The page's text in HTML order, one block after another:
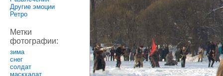
Другие эмоции
Ретро
Метки
фотографии:
зима
снег
солдат
маскхалат